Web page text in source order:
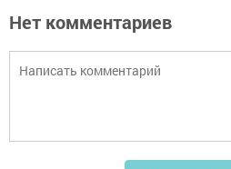
Нет комментариев